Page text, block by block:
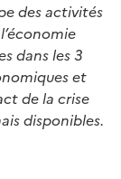
des activités
dans les 3
et
de la crise
disponibles.